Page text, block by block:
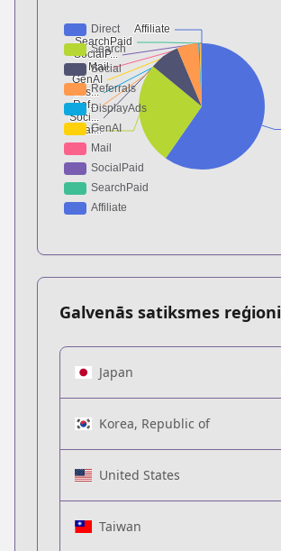
Galvenās satiksmes reģioni
Japan
Korea, Republic of
United States
Taiwan